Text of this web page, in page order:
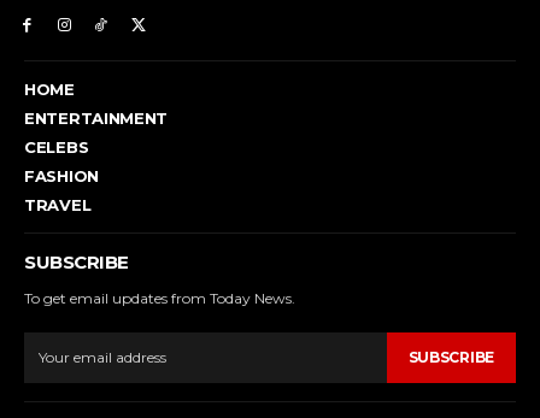
HOME
ENTERTAINMENT
CELEBS
FASHION
TRAVEL
SUBSCRIBE
To get email updates from Today News.
SUBSCRIBE